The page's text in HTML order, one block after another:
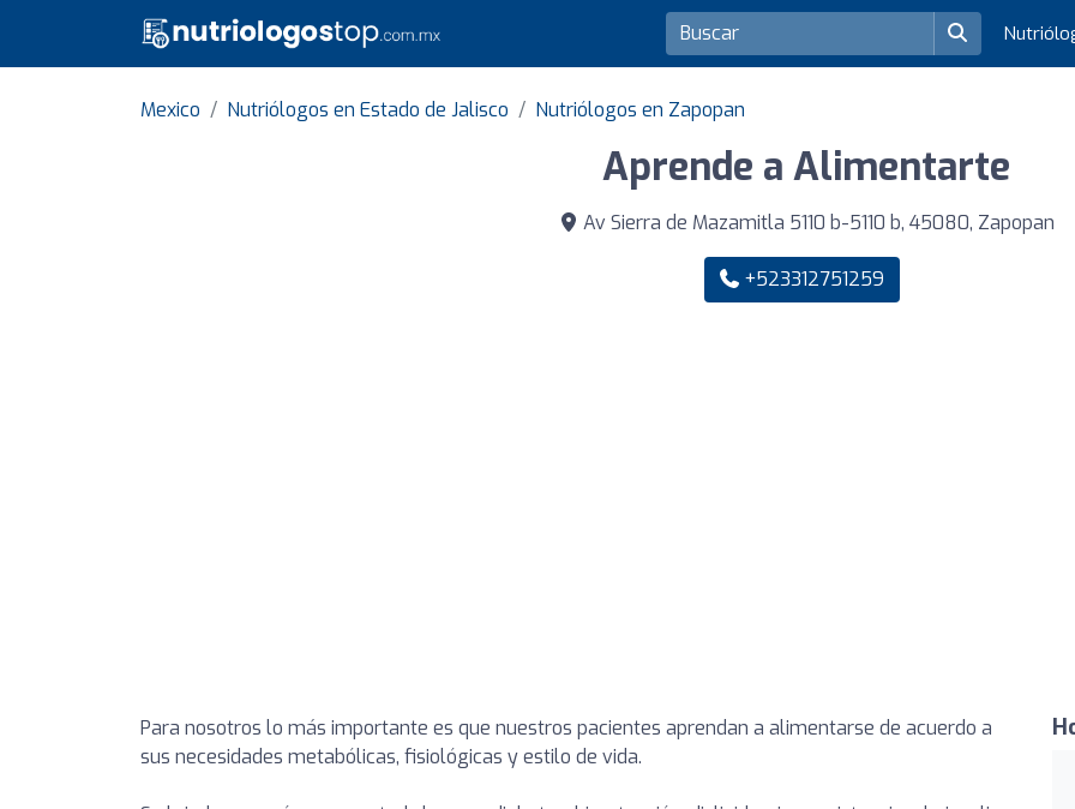
Mexico Nutriólogos en Estado de Jalisco Nutriólogos en Zapopan
Aprende a Alimentarte
Av Sierra de Mazamitla 5110 b-5110 b, 45080, Zapopan
+523312751259
Para nosotros lo más importante es que nuestros pacientes aprendan a alimentarse de acuerdo a
sus necesidades metabólicas, fisiológicas y estilo de vida.